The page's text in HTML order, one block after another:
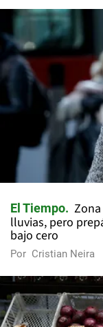
El Tiempo
lluvias, pero
bajo cero
Por Cristian Neira